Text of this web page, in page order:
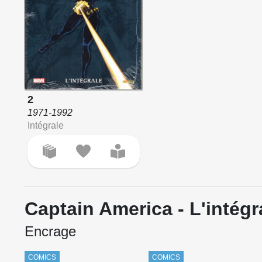
2
1971-1992
Intégrale
Captain America -
Encrage
COMICS COMICS